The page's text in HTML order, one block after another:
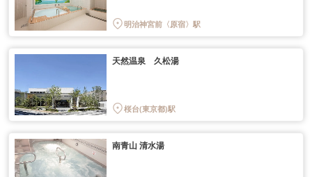
明治神宮前〈原宿〉駅
天然温泉 久松湯
桜台(東京都)駅
南青山 清水湯